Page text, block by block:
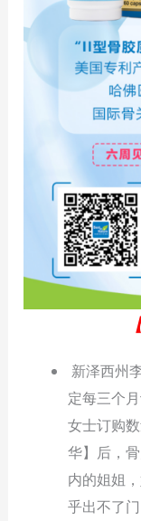
新泽西州
定每三个
女士订购
华】后，
内的姐姐
乎出不了